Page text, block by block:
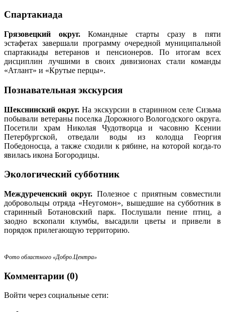
Спартакиада
Грязовецкий округ.Командные старты сразу в пяти
эстафетах завершали программу очередной муниципальной
спартакиады ветеранов и пенсионеров. По итогам всех
дисциплин лучшими в своих дивизионах стали команды
«Атлант» и «Крутые перцы».
Познавательная экскурсия
Шекснинский округ. На экскурсии в старинном селе Сизьма
побывали ветераны поселка Дорожного Вологодского округа.
Посетили храм Николая Чудотворца и часовню Ксении
Петербургской, отведали воды из колодца Георгия
Победоносца, а также сходили к рябине, на которой когда-то
явилась икона Богородицы.
Экологический субботник
Междуреченский округ. Полезное с приятным совместили
добровольцы отряда «Неугомон», вышедшие на субботник в
старинный Ботановский парк. Послушали пение птиц, а
заодно вскопали клумбы, высадили цветы и привели в
порядок прилегающую территорию.
Фото областного «Добро.Центра»
Комментарии (0)
Войти через социальные сети: